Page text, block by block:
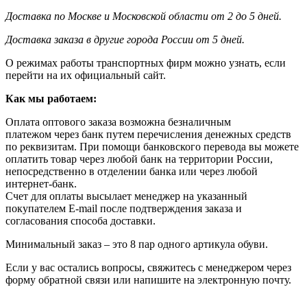
Доставка по Москве и Московской области от 2 до 5 дней.
Доставка заказа в другие города России от 5 дней.
О режимах работы транспортных фирм можно узнать, если
перейти на их официальный сайт.
Как мы работаем:
Оплата оптового заказа возможна безналичным
платежом через банк путем перечисления денежных средств
по реквизитам. При помощи банковского перевода вы можете
оплатить товар через любой банк на территории России,
непосредственно в отделении банка или через любой
интернет-банк.
Счет для оплаты высылает менеджер на указанный
покупателем E-mail после подтверждения заказа и
согласования способа доставки.
Минимальный заказ – это 8 пар одного артикула обуви.
Если у вас остались вопросы, свяжитесь с менеджером через
форму обратной связи или напишите на электронную почту.